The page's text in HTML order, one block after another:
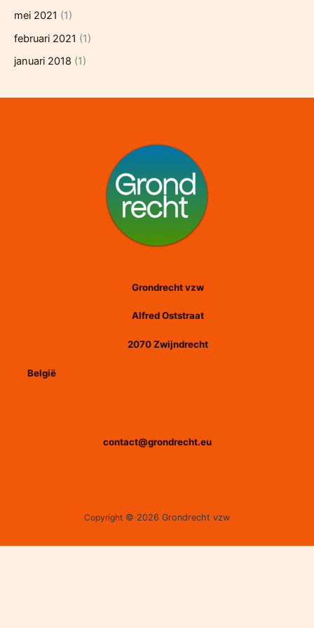
mei 2021 (1)
februari 2021 (1)
januari 2018 (1)
Grondrecht vzw
Alfred Oststraat
2070 Zwijndrecht
België
contact@grondrecht.eu
Copyright © 2026 Grondrecht vzw